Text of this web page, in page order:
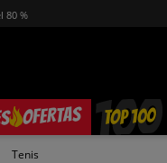
80 %
OFERTAS TOP 100
Tenis